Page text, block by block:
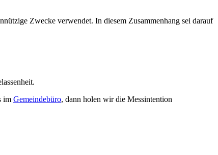
Zwecke verwendet. In diesem Zusammenhang sei darauf
im Gemeindebüro, dann holen wir die Messintention